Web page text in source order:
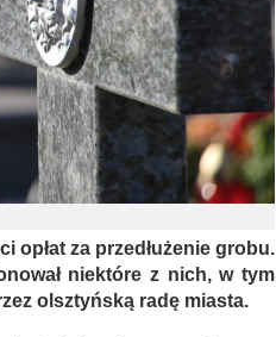
opłat za przedłużenie grobu.
niektóre z nich, w tym
olsztyńską radę miasta.